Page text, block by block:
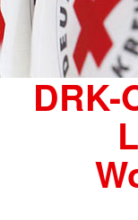
DRK-